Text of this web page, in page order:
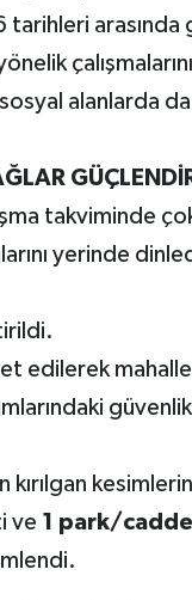
tarihleri
alanlarda
takviminde
yerinde
edilerek
kırılgan
ve 1 park/